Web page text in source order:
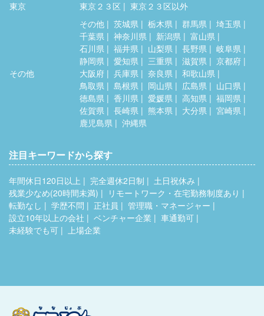
東京
東京２３区 東京２３区以外
その他
その他 茨城県 栃木県 群馬県
埼玉県
千葉県
神奈川県 新潟県
富山県
石川県
福井県 山梨県 長野県
岐阜県
静岡県
愛知県 三重県 滋賀県
京都府
大阪府
兵庫県 奈良県
和歌山県
鳥取県
島根県 岡山県 広島県
山口県
徳島県
香川県 愛媛県 高知県
福岡県
佐賀県
長崎県 熊本県 大分県
宮崎県
鹿児島県
沖縄県
注目キーワードから探す
年間休日120日以上 完全週休2日制
土日祝休み
残業少なめ(20時間未満)
リモートワーク・在宅勤務制度あり
転勤なし
学歴不問 正社員
管理職・マネージャー
設立10年以上の会社
ベンチャー企業
車通勤可
未経験でも可
上場企業